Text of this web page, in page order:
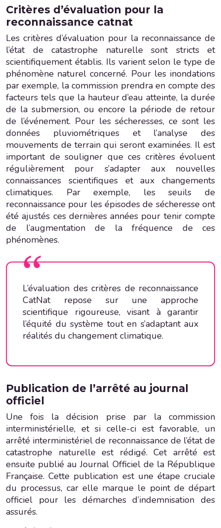
Critères d’évaluation pour la
reconnaissance catnat
Les critères d’évaluation pour la reconnaissance de
l’état de catastrophe naturelle sont stricts et
scientifiquement établis. Ils varient selon le type de
phénomène naturel concerné. Pour les inondations
par exemple, la commission prendra en compte des
facteurs tels que la hauteur d’eau atteinte, la durée
de la submersion, ou encore la période de retour
de l’événement. Pour les sécheresses, ce sont les
données pluviométriques et l’analyse des
mouvements de terrain qui seront examinées. Il est
important de souligner que ces critères évoluent
régulièrement pour s’adapter aux nouvelles
connaissances scientifiques et aux changements
climatiques. Par exemple, les seuils de
reconnaissance pour les épisodes de sécheresse ont
été ajustés ces dernières années pour tenir compte
de l’augmentation de la fréquence de ces
phénomènes.
L’évaluation des critères de reconnaissance
CatNat repose sur une approche
scientifique rigoureuse, visant à garantir
l’équité du système tout en s’adaptant aux
réalités du changement climatique.
Publication de l’arrêté au journal
officiel
Une fois la décision prise par la commission
interministérielle, et si celle-ci est favorable, un
arrêté interministériel de reconnaissance de l’état de
catastrophe naturelle est rédigé. Cet arrêté est
ensuite publié au Journal Officiel de la République
Française. Cette publication est une étape cruciale
du processus, car elle marque le point de départ
officiel pour les démarches d’indemnisation des
assurés.